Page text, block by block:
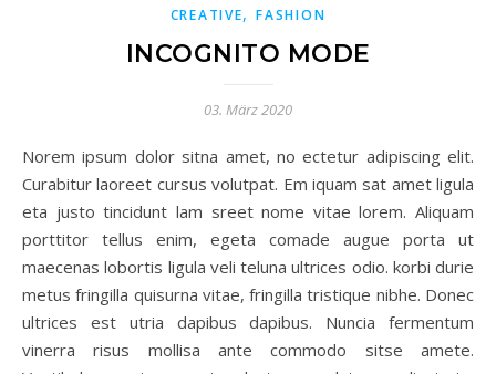
CREATIVE,FASHION
INCOGNITO MODE
03. März 2020
Norem ipsum dolor sitna amet, no ectetur adipiscing elit.
Curabitur laoreet cursus volutpat. Em iquam sat amet ligula
eta justo tincidunt lam sreet nome vitae lorem. Aliquam
porttitor tellus enim, egeta comade augue porta ut
maecenas lobortis ligula veli teluna ultrices odio. korbi durie
metus fringilla quisurna vitae, fringilla tristique nibhe. Donec
ultrices est utria dapibus dapibus. Nuncia fermentum
vinerra risus mollisa ante commodo sitse amete.